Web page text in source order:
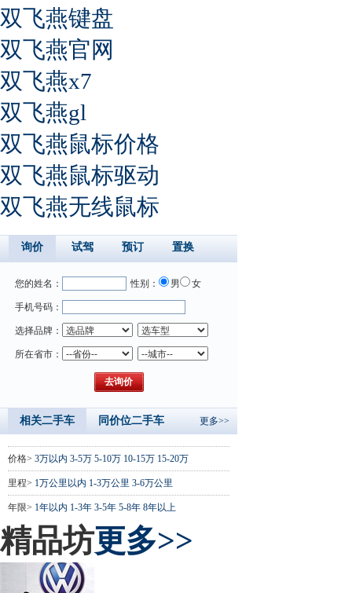
双飞燕键盘
双飞燕官网
双飞燕x7
双飞燕gl
双飞燕鼠标价格
双飞燕鼠标驱动
双飞燕无线鼠标
询价 试驾 预订 置换
您的姓名： 性别： 男 女
手机号码：
选择品牌：
所在省市：
相关二手车 同价位二手车 更多>>
价格> 3万以内 3-5万 5-10万 10-15万 15-20万
里程> 1万公里以内 1-3万公里 3-6万公里
年限> 1年以内 1-3年 3-5年 5-8年 8年以上
精品坊更多>>